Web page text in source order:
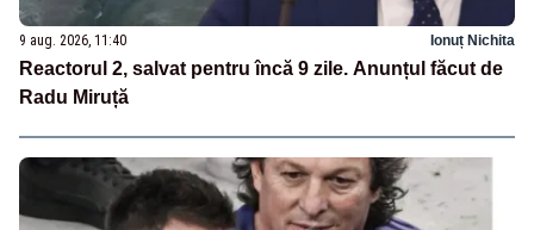
9 aug. 2026, 11:40 Ionuț Nichita
Reactorul 2, salvat pentru încă 9 zile. Anunțul făcut de
Radu Miruță